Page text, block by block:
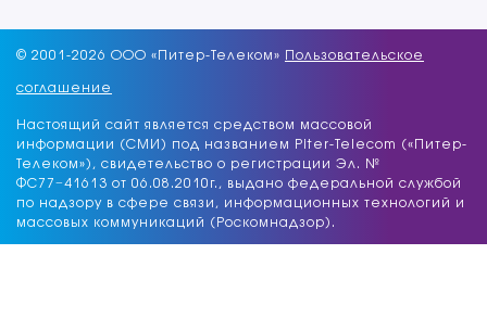
© 2001-2026 ООО «Питер-Телеком» Пользовательское
соглашение
Настоящий сайт является средством массовой
информации (СМИ) под названием Piter-Telecom («Питер-
Телеком»), свидетельство о регистрации Эл. №
ФС77−41613 от 06.08.2010г., выдано федеральной службой
по надзору в сфере связи, информационных технологий и
массовых коммуникаций (Роскомнадзор).